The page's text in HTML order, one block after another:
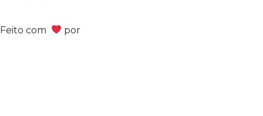
Feito com por